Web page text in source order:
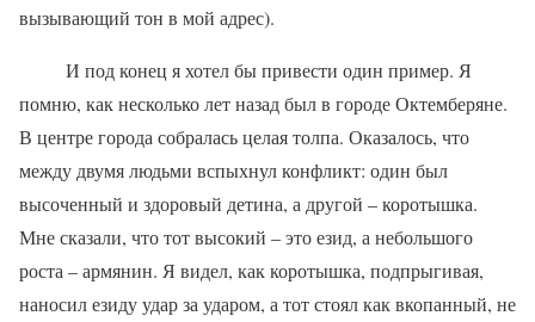
вызывающий тон в мой адрес).
И под конец я хотел бы привести один пример. Я
помню, как несколько лет назад был в городе Октемберяне.
В центре города собралась целая толпа. Оказалось, что
между двумя людьми вспыхнул конфликт: один был
высоченный и здоровый детина, а другой – коротышка.
Мне сказали, что тот высокий – это езид, а небольшого
роста – армянин. Я видел, как коротышка, подпрыгивая,
наносил езиду удар за ударом, а тот стоял как вкопанный, не